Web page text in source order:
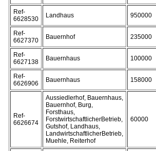
Ref-
6628530
Landhaus 950000
Ref-
6627370
Bauernhof 235000
Ref-
6627138
Bauernhaus 100000
Ref-
6626906
Bauernhaus 158000
Ref-
6626674
Aussiedlerhof, Bauernhaus,
Bauernhof, Burg,
Forsthaus,
ForstwirtschaftlicherBetrieb,
Gutshof, Landhaus,
LandwirtschaftlicherBetrieb,
Muehle, Reiterhof
60000